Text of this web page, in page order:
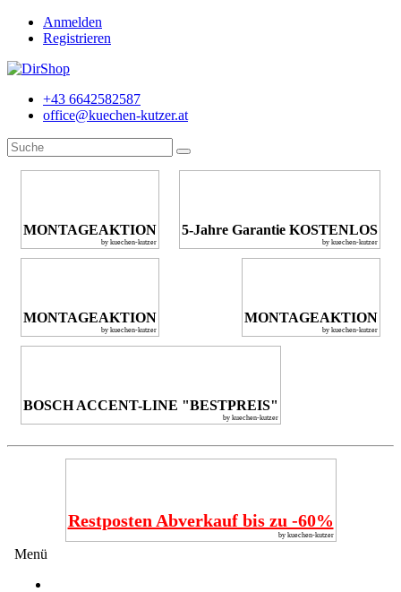
Anmelden
Registrieren
+43 6642582587
office@kuechen-kutzer.at
MONTAGEAKTION
by kuechen-kutzer
5-Jahre Garantie KOSTENLOS
by kuechen-kutzer
MONTAGEAKTION
by kuechen-kutzer
MONTAGEAKTION
by kuechen-kutzer
BOSCH ACCENT-LINE "BESTPREIS"
by kuechen-kutzer
Restposten Abverkauf bis zu -60%
by kuechen-kutzer
Menü